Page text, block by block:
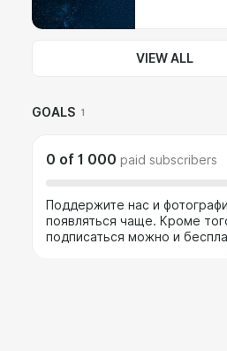
VIEW ALL
GOALS 1
0 of 1 000 paid subscribers
Поддержите нас и
появляться чаще. Кроме
подписаться можно и